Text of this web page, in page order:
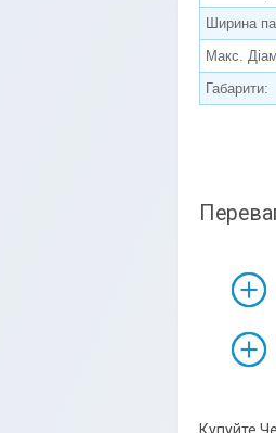
Ширина
Макс.
Габарити: